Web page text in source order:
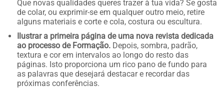
Que novas qualidades queres trazer à tua vida? Se gosta
de colar, ou exprimir-se em qualquer outro meio, retire
alguns materiais e corte e cola, costura ou escultura.
Ilustrar a primeira página de uma nova revista dedicada
ao processo de Formação. Depois, sombra, padrão,
textura e cor em intervalos ao longo do resto das
páginas. Isto proporciona um rico pano de fundo para
as palavras que desejará destacar e recordar das
próximas conferências.